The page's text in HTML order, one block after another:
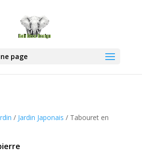
page
/ Jardin Japonais / Tabouret en